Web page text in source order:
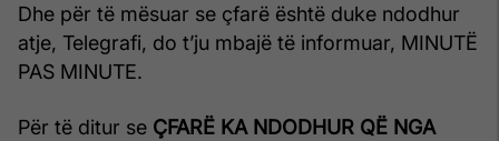
Dhe për të mësuar se çfarë është duke ndodhur
atje, Telegrafi, do t’ju mbajë të informuar, MINUTË
PAS MINUTE.
Për të ditur se ÇFARË KA NDODHUR QË NGA